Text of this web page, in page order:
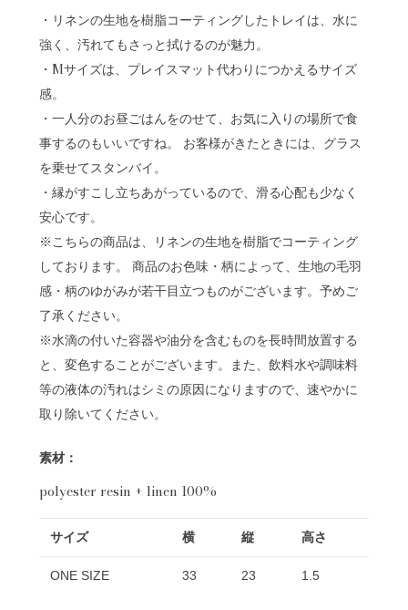
・リネンの生地を樹脂コーティングしたトレイは、水に
強く、汚れてもさっと拭けるのが魅力。
・Mサイズは、プレイスマット代わりにつかえるサイズ
感。
・一人分のお昼ごはんをのせて、お気に入りの場所で食
事するのもいいですね。 お客様がきたときには、グラス
を乗せてスタンバイ。
・縁がすこし立ちあがっているので、滑る心配も少なく
安心です。
※こちらの商品は、リネンの生地を樹脂でコーティング
しております。 商品のお色味・柄によって、生地の毛羽
感・柄のゆがみが若干目立つものがございます。予めご
了承ください。
※水滴の付いた容器や油分を含むものを長時間放置する
と、変色することがございます。また、飲料水や調味料
等の液体の汚れはシミの原因になりますので、速やかに
取り除いてください。
素材：
polyester resin + linen 100%
サイズ 横 縦 高さ
ONE SIZE 33 23 1.5